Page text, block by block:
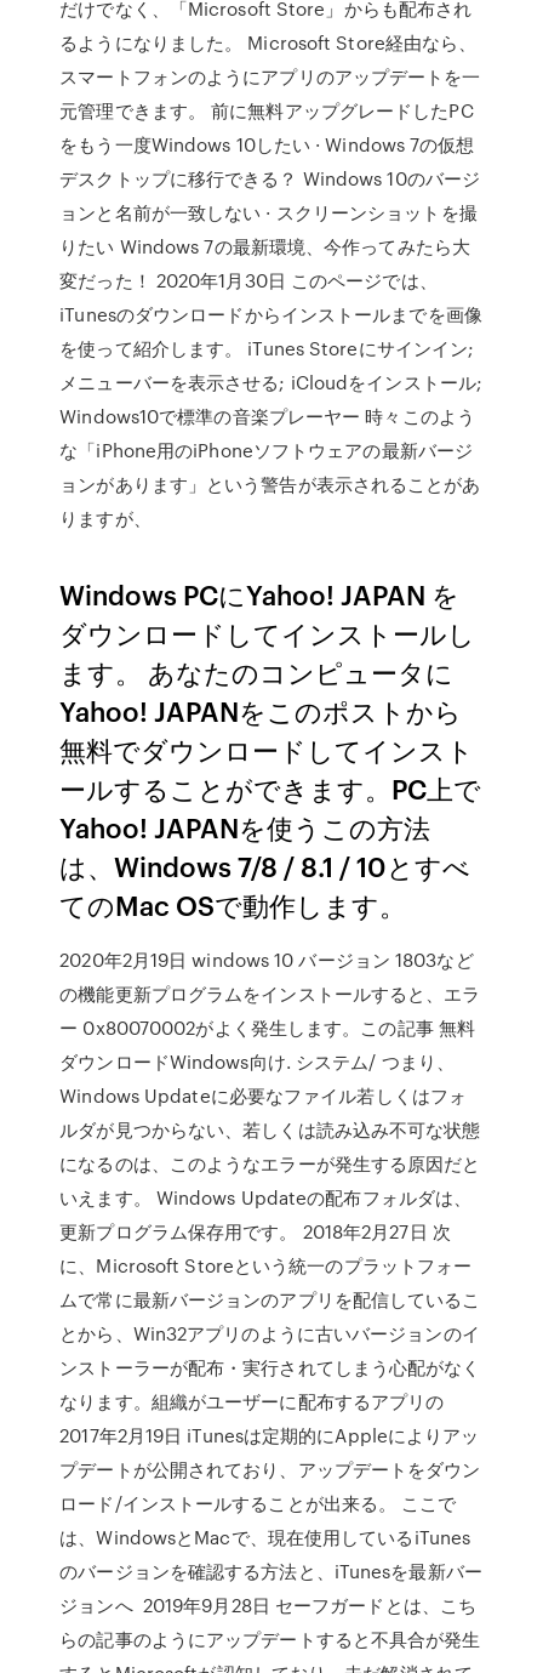
だけでなく、「Microsoft Store」からも配布され
るようになりました。 Microsoft Store経由なら、
スマートフォンのようにアプリのアップデートを一
元管理できます。 前に無料アップグレードしたPC
をもう一度Windows 10したい · Windows 7の仮想
デスクトップに移行できる？ Windows 10のバージ
ョンと名前が一致しない · スクリーンショットを撮
りたい Windows 7の最新環境、今作ってみたら大
変だった！ 2020年1月30日 このページでは、
iTunesのダウンロードからインストールまでを画像
を使って紹介します。 iTunes Storeにサインイン;
メニューバーを表示させる; iCloudをインストール;
Windows10で標準の音楽プレーヤー 時々このよう
な「iPhone用のiPhoneソフトウェアの最新バージ
ョンがあります」という警告が表示されることがあ
りますが、
Windows PCにYahoo! JAPAN を
ダウンロードしてインストールし
ます。 あなたのコンピュータに
Yahoo! JAPANをこのポストから
無料でダウンロードしてインスト
ールすることができます。PC上で
Yahoo! JAPANを使うこの方法
は、Windows 7/8 / 8.1 / 10とすべ
てのMac OSで動作します。
2020年2月19日 windows 10 バージョン 1803など
の機能更新プログラムをインストールすると、エラ
ー 0x80070002がよく発生します。この記事 無料
ダウンロードWindows向け. システム/ つまり、
Windows Updateに必要なファイル若しくはフォ
ルダが見つからない、若しくは読み込み不可な状態
になるのは、このようなエラーが発生する原因だと
いえます。 Windows Updateの配布フォルダは、
更新プログラム保存用です。 2018年2月27日 次
に、Microsoft Storeという統一のプラットフォー
ムで常に最新バージョンのアプリを配信しているこ
とから、Win32アプリのように古いバージョンのイ
ンストーラーが配布・実行されてしまう心配がなく
なります。組織がユーザーに配布するアプリの
2017年2月19日 iTunesは定期的にAppleによりアッ
プデートが公開されており、アップデートをダウン
ロード/インストールすることが出来る。 ここで
は、WindowsとMacで、現在使用しているiTunes
のバージョンを確認する方法と、iTunesを最新バー
ジョンへ 2019年9月28日 セーフガードとは、こち
らの記事のようにアップデートすると不具合が発生